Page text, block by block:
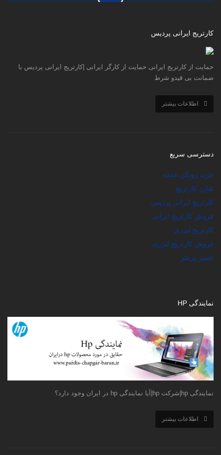
کارتریج ایرانی پردیس
حمایت از کارتریج ایرانی حمایت از کارگر ایرانی |کارتریج ایرانی پردیس با
ضمانت بی قیدو شرط
اطلاعات بیشتر
دسترسی سریع
خرید زونکن عمده
شارژ کارتریج
کارتریج ایرانی پردیس
فروش کارتریج ایرانی
کارتریج لیزری
فروش کارتریج لیزری
تعمیر پرینتر
نمایندگی HP
نمایندگی hp|شرکت hp|آیا نمایندگی hp در ایران وجود دارد؟
اطلاعات بیشتر